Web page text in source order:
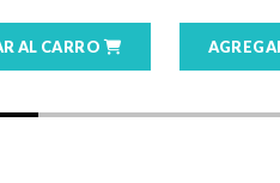
AGREGAR AL CARRO